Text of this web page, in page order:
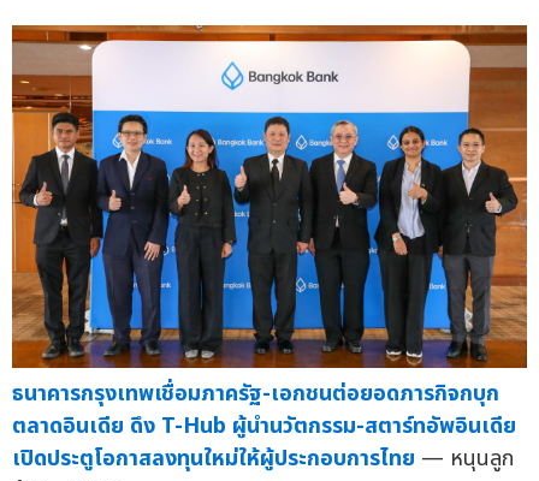
ธนาคารกรุงเทพเชื่อมภาครัฐ-เอกชนต่อยอดภารกิจกบุก
ตลาดอินเดีย ดึง T-Hub ผู้นำนวัตกรรม-สตาร์ทอัพอินเดีย
เปิดประตูโอกาสลงทุนใหม่ให้ผู้ประกอบการไทย — หนุนลูก